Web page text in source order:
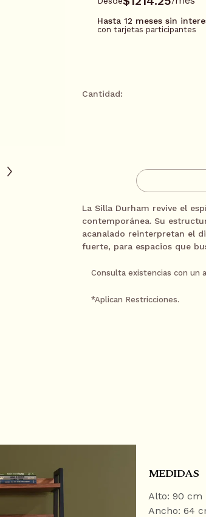
Hasta 12 meses sin
con tarjetas participantes
9 meses sin intereses*
12 meses sin intereses*
Pagando a través de PayPal
Cantidad:
La Silla Durham revive el
contemporánea. Su
acanalado reinterpretan el
fuerte, para espacios que
Consulta existencias con un
*Aplican Restricciones.
MEDIDAS
Alto: 90 cm
Ancho: 64